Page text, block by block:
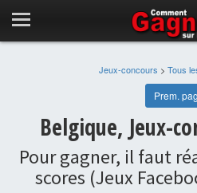
Jeux-concours > Tous
Prem.
Belgique, Jeux-
Pour gagner, il faut
scores (Jeux